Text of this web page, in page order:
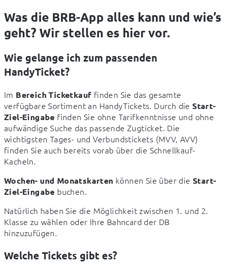
Was die BRB-App alles kann und wie’s
geht? Wir stellen es hier vor.
Wie gelange ich zum passenden
HandyTicket?
Im Bereich Ticketkauf finden Sie das gesamte
verfügbare Sortiment an HandyTickets. Durch die Start-
Ziel-Eingabe finden Sie ohne Tarifkenntnisse und ohne
aufwändige Suche das passende Zugticket. Die
wichtigsten Tages- und Verbundstickets (MVV, AVV)
finden Sie auch bereits vorab über die Schnellkauf-
Kacheln.
Wochen- und Monatskarten können Sie über die Start-
Ziel-Eingabe buchen.
Natürlich haben Sie die Möglichkeit zwischen 1. und 2.
Klasse zu wählen oder Ihre Bahncard der DB
hinzuzufügen.
Welche Tickets gibt es?